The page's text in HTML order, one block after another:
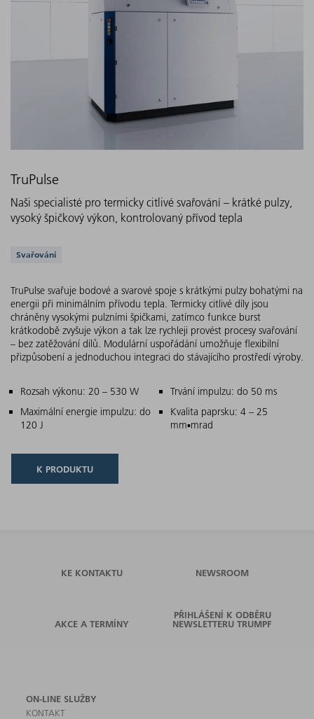
TruPulse
Naši specialisté pro termicky citlivé svařování – krátké pulzy,
vysoký špičkový výkon, kontrolovaný přívod tepla
Podporovaná řešení
Svařování
TruPulse svařuje bodové a svarové spoje s krátkými pulzy bohatými na
energii při minimálním přívodu tepla. Termicky citlivé díly jsou
chráněny vysokými pulzními špičkami, zatímco funkce burst
krátkodobě zvyšuje výkon a tak lze rychleji provést procesy svařování
– bez zatěžování dílů. Modulární uspořádání umožňuje flexibilní
přizpůsobení a jednoduchou integraci do stávajícího prostředí výroby.
Hlavní charakteristiky
Rozsah výkonu: 20 – 530 W
Trvání impulzu: do 50 ms
Maximální energie impulzu: do
120 J
Kvalita paprsku: 4 – 25
mm▪mrad
K PRODUKTU
KE KONTAKTU NEWSROOM
AKCE A TERMÍNY
PŘIHLÁŠENÍ K ODBĚRU
NEWSLETTERU TRUMPF
ON-LINE SLUŽBY
KONTAKT